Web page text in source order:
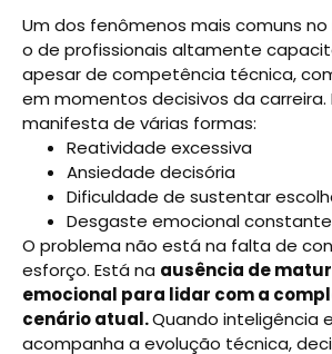
Um dos fenômenos mais comuns
o de profissionais altamente
apesar de competência técnica,
em momentos decisivos da carreira.
manifesta de várias formas:
Reatividade excessiva
Ansiedade decisória
Dificuldade de sustentar
Desgaste emocional constante
O problema não está na falta de
esforço. Está na ausência de
emocional para lidar com a
cenário atual.Quando inteligência
acompanha a evolução técnica,